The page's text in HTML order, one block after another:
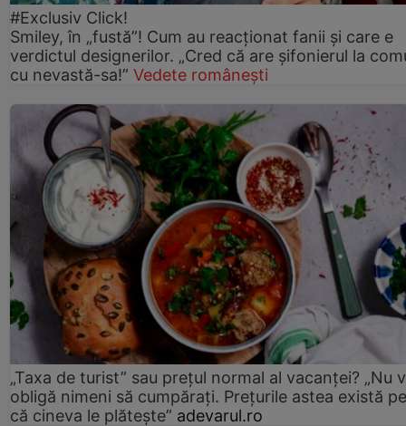
#Exclusiv Click!
Smiley, în „fustă”! Cum au reacționat fanii și care e
verdictul designerilor. „Cred că are șifonierul la
cu nevastă-sa!” Vedete românești
„Taxa de turist” sau prețul normal al vacanței? „Nu
obligă nimeni să cumpărați. Prețurile astea există
că cineva le plătește” adevarul.ro